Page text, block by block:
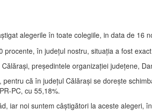
alegerile în toate colegiile, in data de 16
în judeţul nostru, situaţia a fost
preşedintele organizaţiei judeţene,
că în județul Călărași se dorește
PC, cu 55,18%.
iar noi suntem câştigători la aceste alegeri,